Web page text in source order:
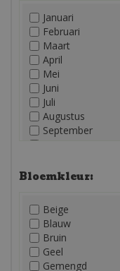
Januari
Februari
Maart
April
Mei
Juni
Juli
Augustus
September
December
Bloemkleur:
Beige
Blauw
Bruin
Geel
Gemengd